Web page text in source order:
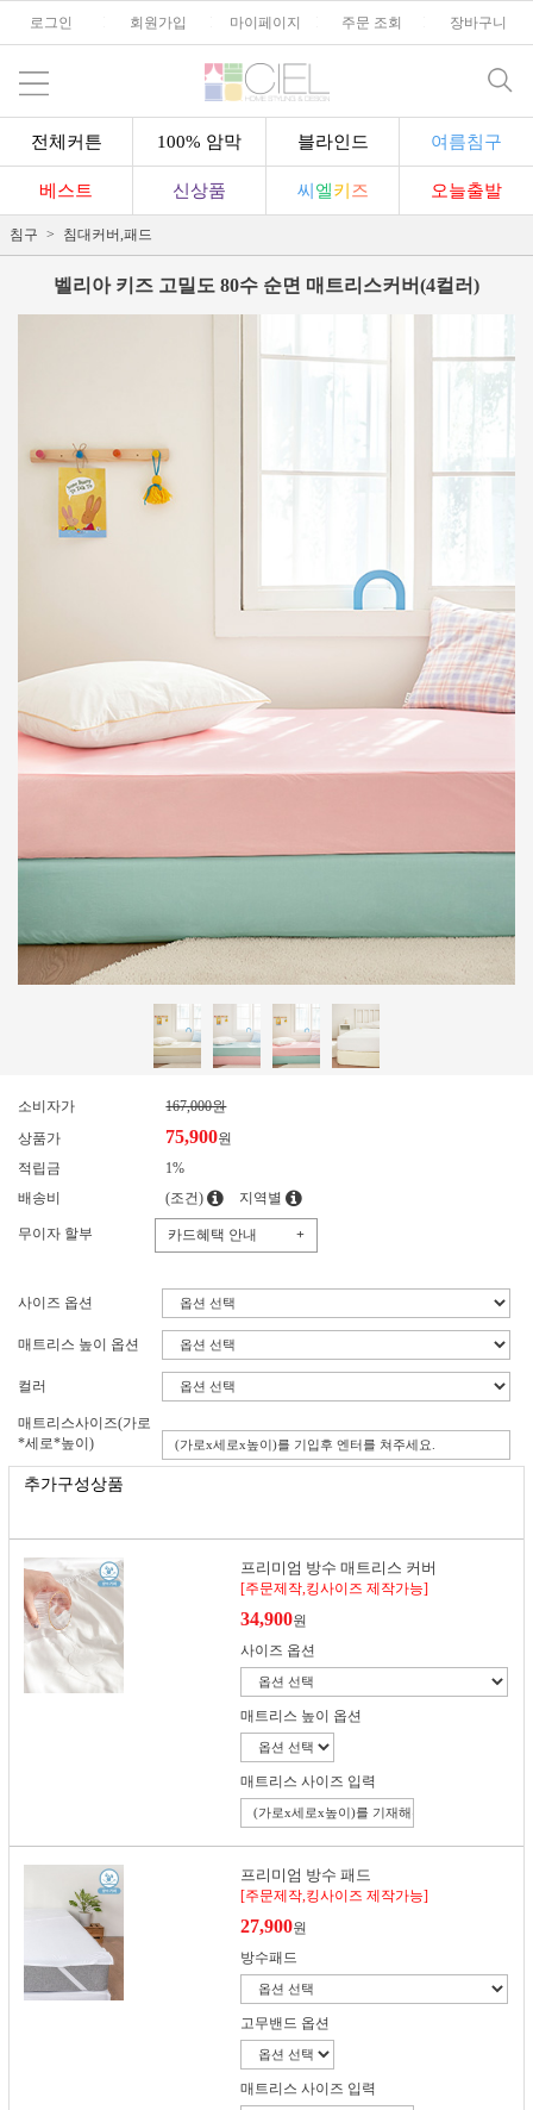
로그인 회원가입 마이페이지 주문 조회 장바구니
전체커튼 100% 암막 블라인드 여름침구
베스트 신상품 씨 엘키 즈 오늘출발
침구 침대커버,패드
벨리아 키즈 고밀도 80수 순면 매트리스커버(4컬러)
소비자가
167,000원
상품가
75,900원
적립금
1%
배송비
(조건) 지역별
무이자 할부 카드혜택 안내 +
사이즈 옵션
매트리스 높이 옵션
컬러
매트리스사이즈(가로
*세로*높이)
추가구성상품
프리미엄 방수 매트리스 커버
[주문제작,킹사이즈 제작가능]
34,900원
사이즈 옵션
매트리스 높이 옵션
매트리스 사이즈 입력
프리미엄 방수 패드
[주문제작,킹사이즈 제작가능]
27,900원
방수패드
고무밴드 옵션
매트리스 사이즈 입력